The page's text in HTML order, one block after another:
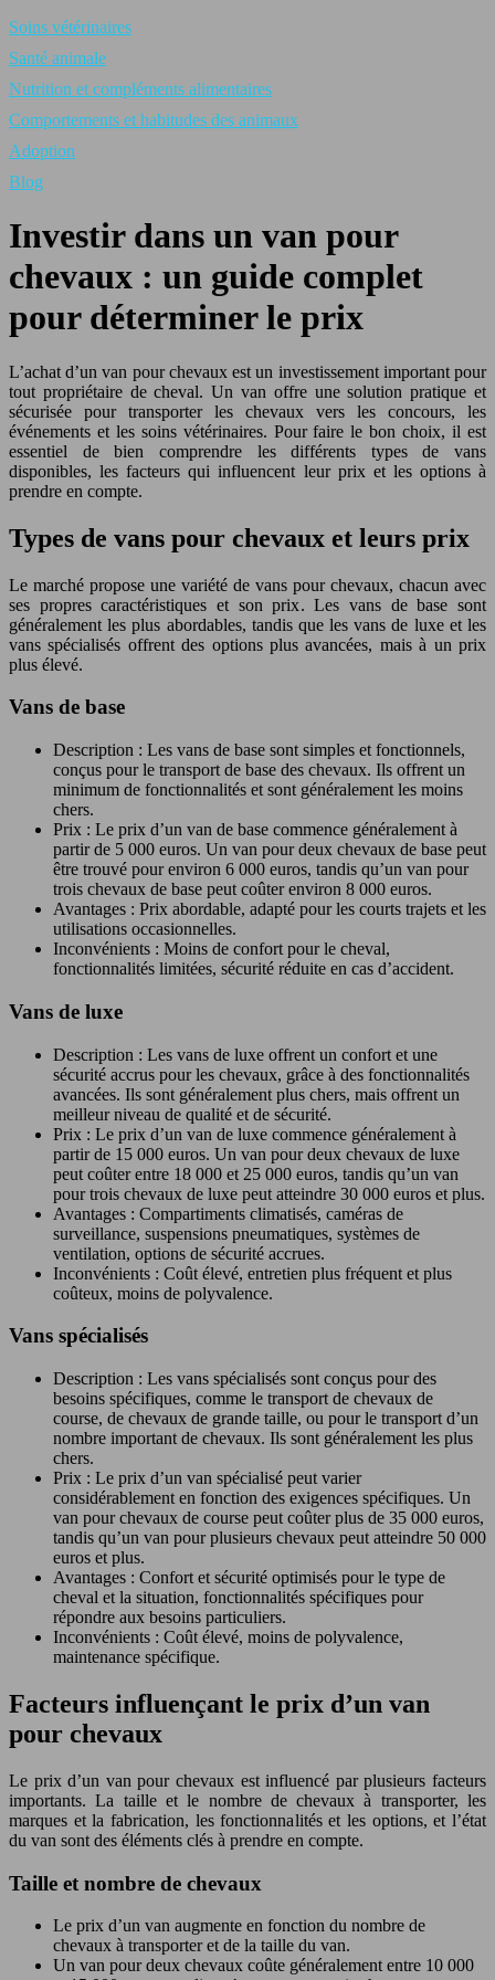
Soins vétérinaires
Santé animale
Nutrition et compléments alimentaires
Comportements et habitudes des animaux
Adoption
Blog
Investir dans un van pour
chevaux : un guide complet
pour déterminer le prix
L’achat d’un van pour chevaux est un investissement important pour
tout propriétaire de cheval. Un van offre une solution pratique et
sécurisée pour transporter les chevaux vers les concours, les
événements et les soins vétérinaires. Pour faire le bon choix, il est
essentiel de bien comprendre les différents types de vans
disponibles, les facteurs qui influencent leur prix et les options à
prendre en compte.
Types de vans pour chevaux et leurs prix
Le marché propose une variété de vans pour chevaux, chacun avec
ses propres caractéristiques et son prix. Les vans de base sont
généralement les plus abordables, tandis que les vans de luxe et les
vans spécialisés offrent des options plus avancées, mais à un prix
plus élevé.
Vans de base
Description : Les vans de base sont simples et fonctionnels,
conçus pour le transport de base des chevaux. Ils offrent un
minimum de fonctionnalités et sont généralement les moins
chers.
Prix : Le prix d’un van de base commence généralement à
partir de 5 000 euros. Un van pour deux chevaux de base peut
être trouvé pour environ 6 000 euros, tandis qu’un van pour
trois chevaux de base peut coûter environ 8 000 euros.
Avantages : Prix abordable, adapté pour les courts trajets et les
utilisations occasionnelles.
Inconvénients : Moins de confort pour le cheval,
fonctionnalités limitées, sécurité réduite en cas d’accident.
Vans de luxe
Description : Les vans de luxe offrent un confort et une
sécurité accrus pour les chevaux, grâce à des fonctionnalités
avancées. Ils sont généralement plus chers, mais offrent un
meilleur niveau de qualité et de sécurité.
Prix : Le prix d’un van de luxe commence généralement à
partir de 15 000 euros. Un van pour deux chevaux de luxe
peut coûter entre 18 000 et 25 000 euros, tandis qu’un van
pour trois chevaux de luxe peut atteindre 30 000 euros et plus.
Avantages : Compartiments climatisés, caméras de
surveillance, suspensions pneumatiques, systèmes de
ventilation, options de sécurité accrues.
Inconvénients : Coût élevé, entretien plus fréquent et plus
coûteux, moins de polyvalence.
Vans spécialisés
Description : Les vans spécialisés sont conçus pour des
besoins spécifiques, comme le transport de chevaux de
course, de chevaux de grande taille, ou pour le transport d’un
nombre important de chevaux. Ils sont généralement les plus
chers.
Prix : Le prix d’un van spécialisé peut varier
considérablement en fonction des exigences spécifiques. Un
van pour chevaux de course peut coûter plus de 35 000 euros,
tandis qu’un van pour plusieurs chevaux peut atteindre 50 000
euros et plus.
Avantages : Confort et sécurité optimisés pour le type de
cheval et la situation, fonctionnalités spécifiques pour
répondre aux besoins particuliers.
Inconvénients : Coût élevé, moins de polyvalence,
maintenance spécifique.
Facteurs influençant le prix d’un van
pour chevaux
Le prix d’un van pour chevaux est influencé par plusieurs facteurs
importants. La taille et le nombre de chevaux à transporter, les
marques et la fabrication, les fonctionnalités et les options, et l’état
du van sont des éléments clés à prendre en compte.
Taille et nombre de chevaux
Le prix d’un van augmente en fonction du nombre de
chevaux à transporter et de la taille du van.
Un van pour deux chevaux coûte généralement entre 10 000